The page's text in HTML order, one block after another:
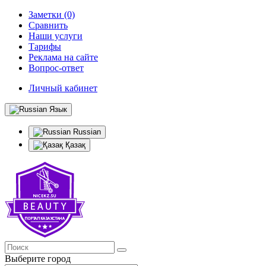
Заметки (0)
Сравнить
Наши услуги
Тарифы
Реклама на сайте
Вопрос-ответ
Личный кабинет
Язык
Russian
Қазақ
Выберите город